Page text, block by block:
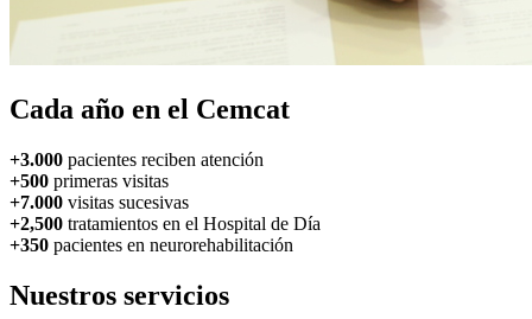
Cada año en el Cemcat
+3.000 pacientes reciben atención
+500 primeras visitas
+7.000 visitas sucesivas
+2,500 tratamientos en el Hospital de Día
+350 pacientes en neurorehabilitación
Nuestros servicios